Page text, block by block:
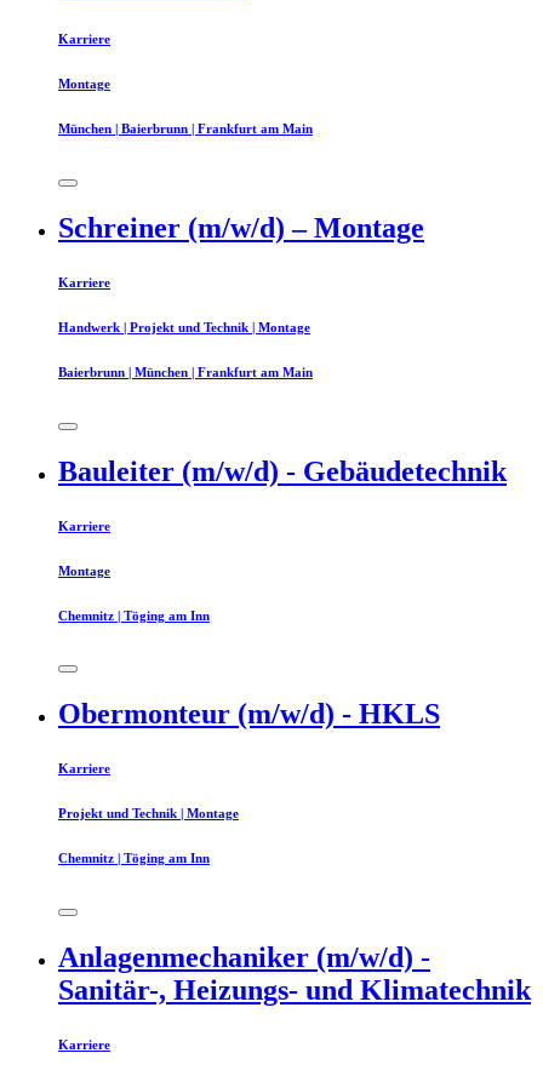
Karriere
Montage
München | Baierbrunn | Frankfurt am Main
Schreiner (m/w/d) – Montage
Karriere
Handwerk | Projekt und Technik | Montage
Baierbrunn | München | Frankfurt am Main
Bauleiter (m/w/d) - Gebäudetechnik
Karriere
Montage
Chemnitz | Töging am Inn
Obermonteur (m/w/d) - HKLS
Karriere
Projekt und Technik | Montage
Chemnitz | Töging am Inn
Anlagenmechaniker (m/w/d) -
Sanitär-, Heizungs- und Klimatechnik
Karriere